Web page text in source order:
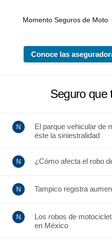
Momento Seguros de Moto
Conoce las
Seguro que
El parque vehicular de
éste la siniestralidad
¿Cómo afecta el robo
Tampico registra
Los robos de
en México